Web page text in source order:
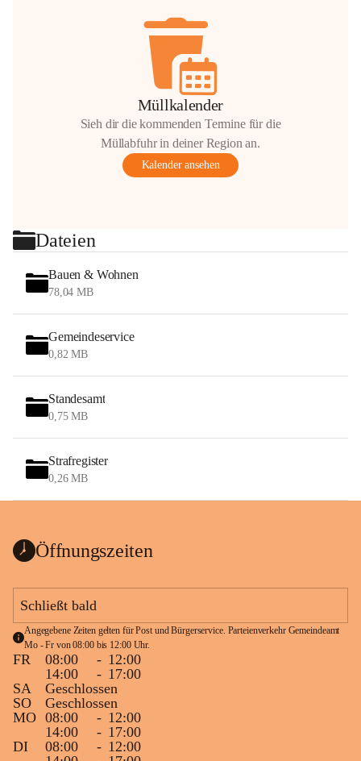
Müllkalender
Sieh dir die kommenden Termine für die
Müllabfuhr in deiner Region an.
Kalender ansehen
Dateien
Bauen & Wohnen
78,04 MB
Gemeindeservice
0,82 MB
Standesamt
0,75 MB
Strafregister
0,26 MB
Öffnungszeiten
Schließt bald
Angegebene Zeiten gelten für Post und Bürgerservice. Parteienverkehr Gemeindeamt
Mo - Fr von 08:00 bis 12:00 Uhr.
FR 08:00 - 12:00
14:00
- 17:00
SA
Geschlossen
SO
Geschlossen
MO 08:00 - 12:00
14:00
- 17:00
DI
08:00 - 12:00